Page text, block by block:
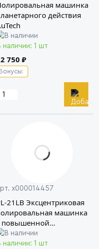
машинка
действия
наличии: 1 шт
750 ₽
Бонусы:
х000014457
21LB Эксцентриковая
машинка
повышенной
двигателя
наличии: 1 шт